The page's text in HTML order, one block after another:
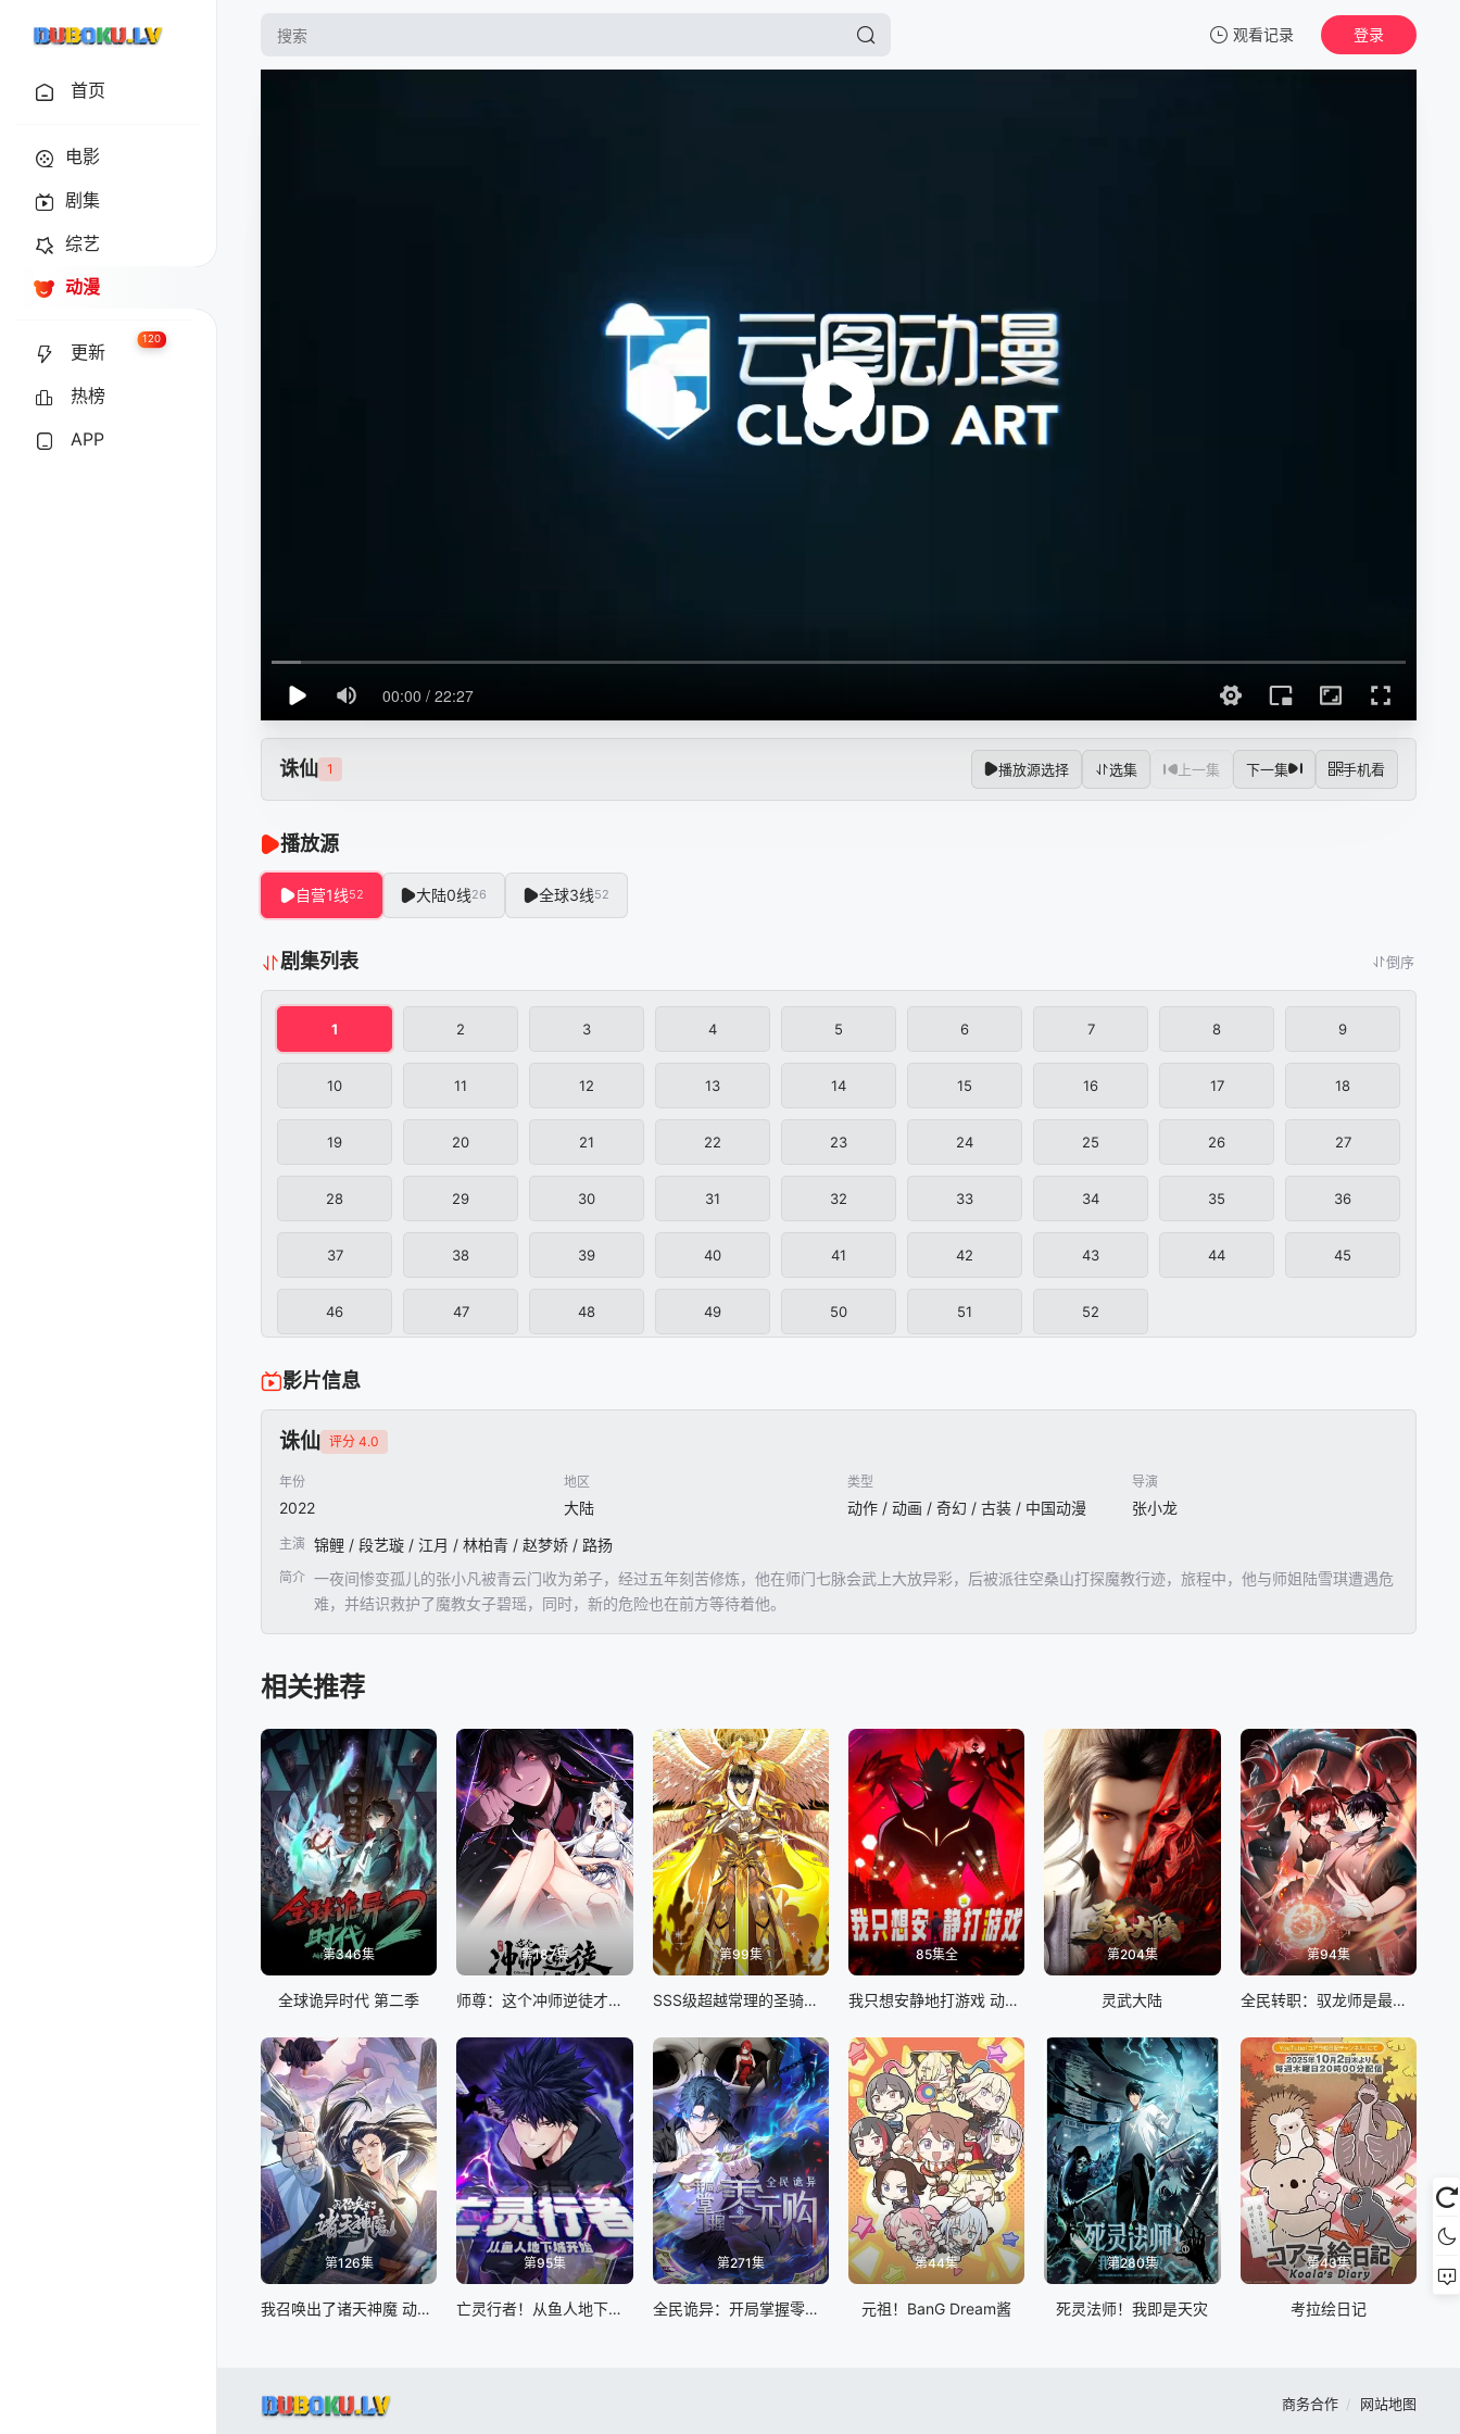
观看记录 登录
首页
电影
剧集
综艺
动漫
更新
120
热榜
APP
诛仙 1 播放源选择 选集 上一集 下一集 手机看
播放源
自营1线52 大陆0线26 全球3线52
剧集列表 倒序
1 2 3 4 5 6 7 8 9
10 11 12 13 14 15 16 17 18
19 20 21 22 23 24 25 26 27
28 29 30 31 32 33 34 35 36
37 38 39 40 41 42 43 44 45
46 47 48 49 50 51 52
影片信息
诛仙 评分 4.0
年份
2022
地区
大陆
类型
动作 / 动画 / 奇幻 / 古装 / 中国动漫
导演
张小龙
主演 锦鲤 / 段艺璇 / 江月 / 林柏青 / 赵梦娇 / 路扬
简介 一夜间惨变孤儿的张小凡被青云门收为弟子，经过五年刻苦修炼，他在师门七脉会武上大放异彩，后被派往空桑山打探魔教行迹，旅程中，他与师姐陆雪琪遭遇危
难，并结识救护了魔教女子碧瑶，同时，新的危险也在前方等待着他。
相关推荐
第346集
全球诡异时代 第二季
第187集
师尊：这个冲师逆徒才不是圣子 动态漫画
第99集
SSS级超越常理的圣骑士 动态漫画
85集全
我只想安静地打游戏 动态漫画
第204集
灵武大陆
第94集
全民转职：驭龙师是最弱职业 动态漫画
第126集
我召唤出了诸天神魔 动态漫画 第一季
第95集
亡灵行者！从鱼人地下城开始 动态漫画
第271集
全民诡异：开局掌握零元购
第44集
元祖！BanG Dream酱
第280集
死灵法师！我即是天灾
第43集
考拉绘日记
商务合作 网站地图